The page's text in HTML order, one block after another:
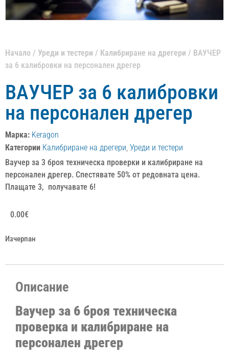
Начало / Уреди и тестери / Калибриране на дрегери / ВАУЧЕР
за 6 калибровки на персонален дрегер
ВАУЧЕР за 6 калибровки
на персонален дрегер
Марка: Keragon
Категории Калибриране на дрегери, Уреди и тестери
Ваучер за 3 броя техническа проверки и калибриране на
персонален дрегер. Спестявате 50% от редовната цена.
Плащате 3, получавате 6!
0.00€
Изчерпан
Описание
Ваучер за 6 броя техническа
проверка и калибриране на
персонален дрегер